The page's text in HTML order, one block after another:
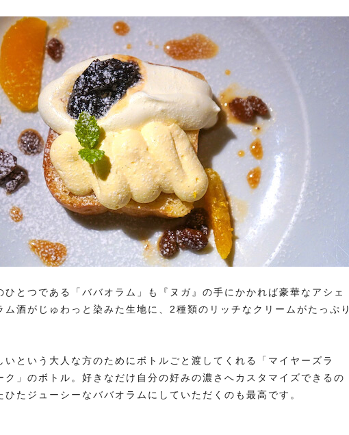
ひとつである「ババオラム」も『ヌガ』の手にかかれば豪華なアシェ
ム酒がじゅわっと染みた生地に、2種類のリッチなクリームがたっぷり
いという大人な方のためにボトルごと渡してくれる「マイヤーズラ
ク」のボトル。好きなだけ自分の好みの濃さへカスタマイズできるの
ひたジューシーなババオラムにしていただくのも最高です。